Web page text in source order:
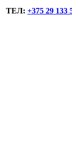
ТЕЛ: +375 29 133